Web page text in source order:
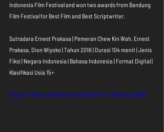
Indonesia Film Festival and won two awards from Bandung
Film Festival for Best Film and Best Scriptwriter.
Sutradara Ernest Prakasa | Pemeran Chew Kin Wah, Ernest
Prakasa, Dion Wiyoko | Tahun 2016 | Durasi 104 menit | Jenis
Fiksi | Negara Indonesia | Bahasa Indonesia | Format Digital |
Klasifikasi Usia 15+
https://www.youtube.com/watch?v=r9NJveLN3zI